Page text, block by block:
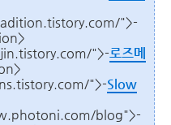
">-
">-로즈메
">-Slow
blog">-